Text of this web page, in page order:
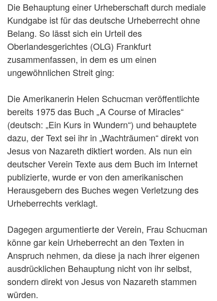
Die Behauptung einer Urheberschaft durch mediale
Kundgabe ist für das deutsche Urheberrecht ohne
Belang. So lässt sich ein Urteil des
Oberlandesgerichtes (OLG) Frankfurt
zusammenfassen, in dem es um einen
ungewöhnlichen Streit ging:
Die Amerikanerin Helen Schucman veröffentlichte
bereits 1975 das Buch „A Course of Miracles“
(deutsch: „Ein Kurs in Wundern“) und behauptete
dazu, der Text sei ihr in „Wachträumen“ direkt von
Jesus von Nazareth diktiert worden. Als nun ein
deutscher Verein Texte aus dem Buch im Internet
publizierte, wurde er von den amerikanischen
Herausgebern des Buches wegen Verletzung des
Urheberrechts verklagt.
Dagegen argumentierte der Verein, Frau Schucman
könne gar kein Urheberrecht an den Texten in
Anspruch nehmen, da diese ja nach ihrer eigenen
ausdrücklichen Behauptung nicht von ihr selbst,
sondern direkt von Jesus von Nazareth stammen
würden.